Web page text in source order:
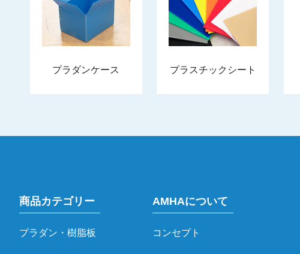
プラダンケース プラスチックシート
商品カテゴリー
プラダン・樹脂板
AMHAについて
コンセプト